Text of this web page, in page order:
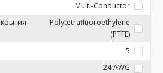
Multi-Conductor
Polytetrafluoroethylene
(PTFE)
5
24 AWG